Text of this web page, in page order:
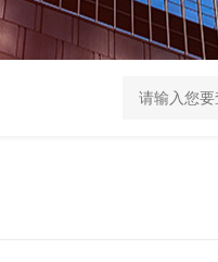
GH252当天发货AND爱安德分